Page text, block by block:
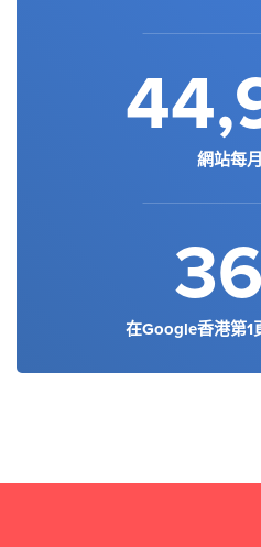
網站每
36
在Google香港第1